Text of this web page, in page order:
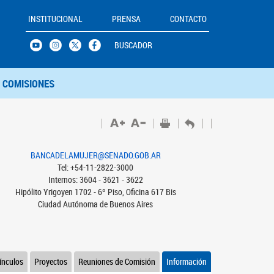
INSTITUCIONAL PRENSA CONTACTO
BUSCADOR
COMISIONES
BANCADELAMUJER@SENADO.GOB.AR
Tel: +54-11-2822-3000
Internos: 3604 - 3621 - 3622
Hipólito Yrigoyen 1702 - 6º Piso, Oficina 617 Bis
Ciudad Autónoma de Buenos Aires
Información
Reuniones de Comisión
Proyectos